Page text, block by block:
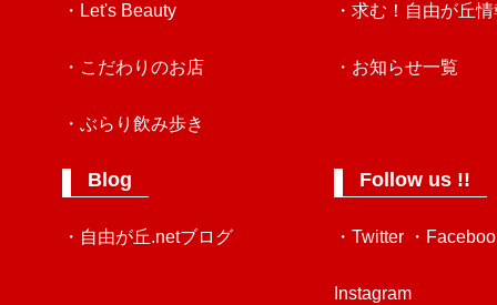
・Let's Beauty
・こだわりのお店
・ぶらり飲み歩き
Blog
・自由が丘.netブログ
・求む！自由が丘
・お知らせ一覧
Follow us !!
・Twitter ・
Instagram